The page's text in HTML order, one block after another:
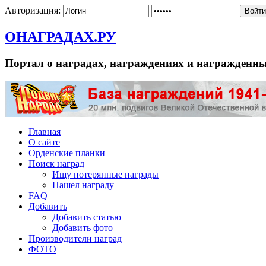
Авторизация:
ОНАГРАДАХ.РУ
Портал о наградах, награждениях и
Главная
О сайте
Орденские планки
Поиск наград
Ищу потерянные награды
Нашел награду
FAQ
Добавить
Добавить статью
Добавить фото
Производители наград
ФОТО